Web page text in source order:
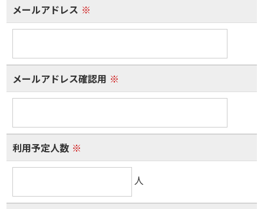
メールアドレス ※
メールアドレス確認用 ※
利用予定人数 ※
人